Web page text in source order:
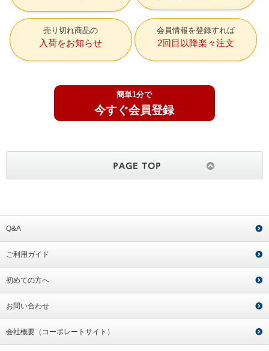
売り切れ商品の
入荷をお知らせ
会員情報を登録すれば
2回目以降楽々注文
簡単1分で
今すぐ会員登録
Q&A
ご利用ガイド
初めての方へ
お問い合わせ
会社概要（コーポレートサイト）